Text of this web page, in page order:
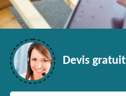
Devis gratuit